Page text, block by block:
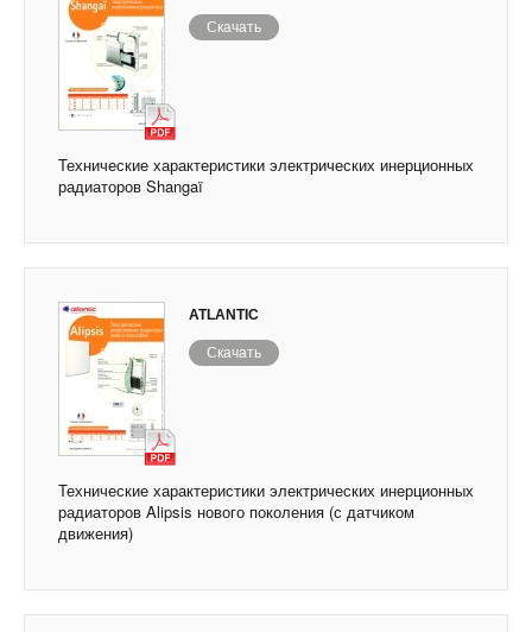
Скачать
Технические характеристики электрических инерционных
радиаторов Shangaï
ATLANTIC
Скачать
Технические характеристики электрических инерционных
радиаторов Alipsis нового поколения (с датчиком
движения)